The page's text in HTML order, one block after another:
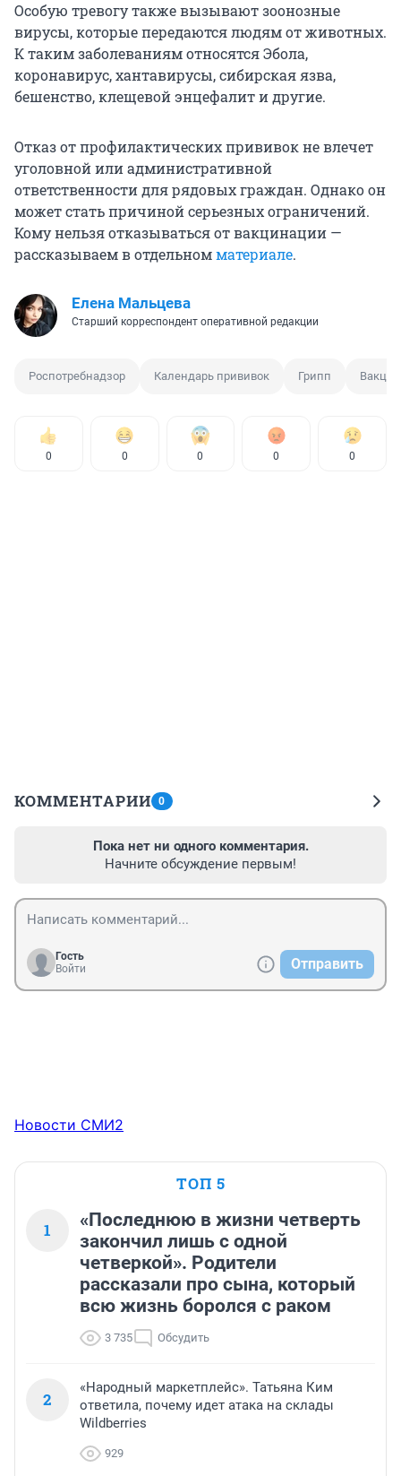
Особую тревогу также вызывают зоонозные
вирусы, которые передаются людям от животных.
К таким заболеваниям относятся Эбола,
коронавирус, хантавирусы, сибирская язва,
бешенство, клещевой энцефалит и другие.
Отказ от профилактических прививок не влечет
уголовной или административной
ответственности для рядовых граждан. Однако он
может стать причиной серьезных ограничений.
Кому нельзя отказываться от вакцинации —
рассказываем в отдельномматериале.
Елена Мальцева
Старший корреспондент оперативной редакции
Роспотребнадзор Календарь прививок Грипп
0 0 0 0 0
КОММЕНТАРИИ 0
Пока нет ни одного комментария.
Начните обсуждение первым!
Гость
Войти
Отправить
Новости СМИ2
ТОП 5
1
«Последнюю в жизни четверть
закончил лишь с одной
четверкой». Родители
рассказали про сына, который
всю жизнь боролся с раком
3 735 Обсудить
2
«Народный маркетплейс». Татьяна Ким
ответила, почему идет атака на склады
Wildberries
929